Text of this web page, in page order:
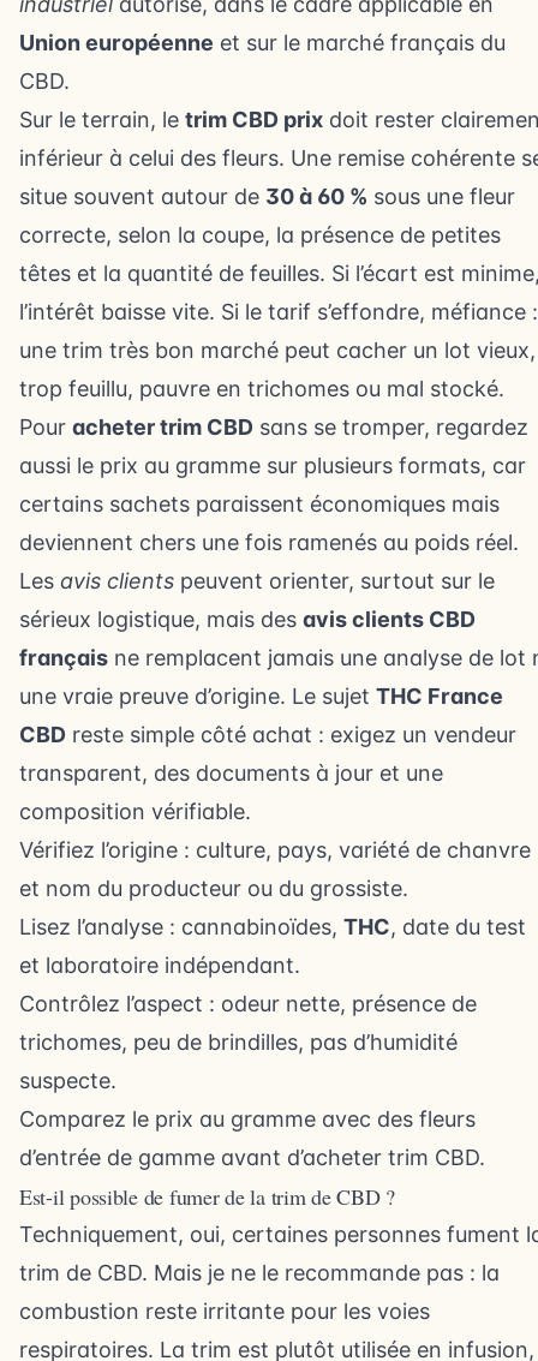
Union européenne et sur le marché français du
CBD.
Sur le terrain, le trim CBD prix doit rester
inférieur à celui des fleurs. Une remise cohérente
situe souvent autour de 30 à 60 % sous une fleur
correcte, selon la coupe, la présence de petites
têtes et la quantité de feuilles. Si l’écart est
l’intérêt baisse vite. Si le tarif s’effondre, méfiance :
une trim très bon marché peut cacher un lot vieux,
trop feuillu, pauvre en trichomes ou mal stocké.
Pour acheter trim CBD sans se tromper, regardez
aussi le prix au gramme sur plusieurs formats, car
certains sachets paraissent économiques mais
deviennent chers une fois ramenés au poids réel.
Les avis clients peuvent orienter, surtout sur le
sérieux logistique, mais des avis clients CBD
français ne remplacent jamais une analyse de lot
une vraie preuve d’origine. Le sujet THC France
CBD reste simple côté achat : exigez un vendeur
transparent, des documents à jour et une
composition vérifiable.
Vérifiez l’origine : culture, pays, variété de chanvre
et nom du producteur ou du grossiste.
Lisez l’analyse : cannabinoïdes, THC, date du test
et laboratoire indépendant.
Contrôlez l’aspect : odeur nette, présence de
trichomes, peu de brindilles, pas d’humidité
suspecte.
Comparez le prix au gramme avec des fleurs
d’entrée de gamme avant d’acheter trim CBD.
Est-il possible de fumer de la trim de CBD ?
Techniquement, oui, certaines personnes fument
trim de CBD. Mais je ne le recommande pas : la
combustion reste irritante pour les voies
respiratoires. La trim est plutôt utilisée en infusion,